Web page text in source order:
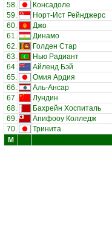
58.
Консадоле
59.
Норт-Ист Рейнджерс
60.
Джо
61.
Динамо
62.
Голден Стар
63.
Нью Радиант
64.
Айленд Бэй
65.
Омия Ардия
66.
Аль-Ансар
67.
Лундин
68.
Бахрейн Хоспиталь
69.
Апифооу Колледж
70.
Тринита
М